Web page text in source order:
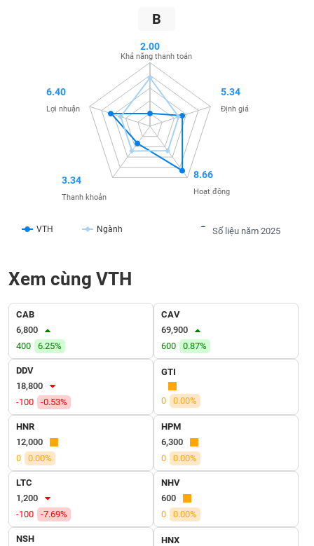
B
Số liệu năm 2025
VTH Ngành
2.00
Khả năng thanh toán
5.34
Định giá
8.66
Hoạt động
3.34
Thanh khoản
6.40
Lợi nhuận
Xem cùng VTH
CAB
6,800
400
6.25%
CAV
69,900
600
0.87%
DDV
18,800
-100
-0.53%
GTI
0 0.00%
HNR
12,000
0
0.00%
HPM
6,300
0
0.00%
LTC
1,200
-100
-7.69%
NHV
600
0
0.00%
NSH
HNX
TIN
DỊCH
VỤ
TRUYỀN
THÔNG
TIỆN
BẤT
ĐỘNG
SẢN